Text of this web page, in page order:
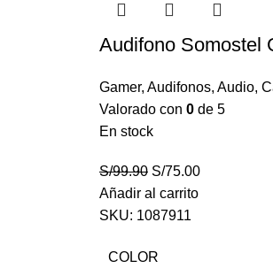
Audifono Somostel
Gamer, Audifonos, Audio,
Valorado con 0 de 5
En stock
S/99.90 S/75.00
Añadir al carrito
SKU: 1087911
COLOR